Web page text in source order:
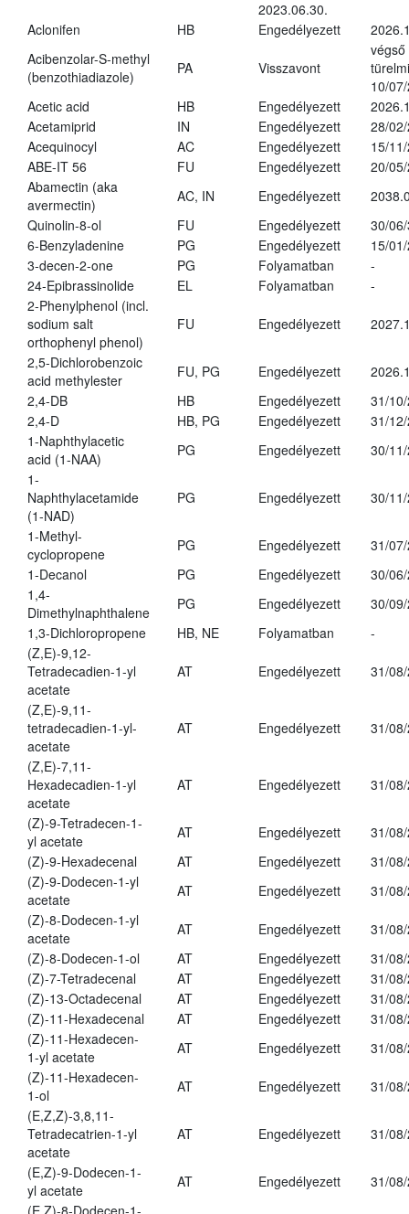
2023.06.30.
Aclonifen
HB Engedélyezett
Acibenzolar-S-methyl
(benzothiadiazole)
PA Visszavont
végső
10/
Acetic acid
HB Engedélyezett
Acetamiprid
IN Engedélyezett
28/
Acequinocyl
AC Engedélyezett
15/
ABE-IT 56
FU Engedélyezett
20/
Abamectin (aka
avermectin)
AC, IN Engedélyezett
Quinolin-8-ol
FU Engedélyezett
30/
6-Benzyladenine
PG Engedélyezett
15/
3-decen-2-one
PG Folyamatban
-
24-Epibrassinolide
EL Folyamatban
-
2-Phenylphenol (incl.
sodium salt
orthophenyl phenol)
FU Engedélyezett
2,5-Dichlorobenzoic
acid methylester
FU, PG Engedélyezett
2,4-DB
HB Engedélyezett
31/
2,4-D
HB, PG Engedélyezett
31/
1-Naphthylacetic
acid (1-NAA)
PG Engedélyezett
30/
1-
Naphthylacetamide
(1-NAD)
PG Engedélyezett 30/
1-Methyl-
cyclopropene
PG Engedélyezett
31/
1-Decanol
PG Engedélyezett
30/
1,4-
Dimethylnaphthalene
PG Engedélyezett
30/
1,3-Dichloropropene
HB, NE Folyamatban
-
(Z,E)-9,12-
Tetradecadien-1-yl
acetate
AT Engedélyezett 31/
(Z,E)-9,11-
tetradecadien-1-yl-
acetate
AT Engedélyezett 31/
(Z,E)-7,11-
Hexadecadien-1-yl
acetate
AT Engedélyezett 31/
(Z)-9-Tetradecen-1-
yl acetate
AT Engedélyezett
31/
(Z)-9-Hexadecenal
AT Engedélyezett
31/
(Z)-9-Dodecen-1-yl
acetate
AT Engedélyezett
31/
(Z)-8-Dodecen-1-yl
acetate
AT Engedélyezett
31/
(Z)-8-Dodecen-1-ol
AT Engedélyezett
31/
(Z)-7-Tetradecenal
AT Engedélyezett
31/
(Z)-13-Octadecenal
AT Engedélyezett
31/
(Z)-11-Hexadecenal
AT Engedélyezett
31/
(Z)-11-Hexadecen-
1-yl acetate
AT Engedélyezett
31/
(Z)-11-Hexadecen-
1-ol
AT Engedélyezett
31/
(E,Z,Z)-3,8,11-
Tetradecatrien-1-yl
acetate
AT Engedélyezett 31/
(E,Z)-9-Dodecen-1-
yl acetate
AT Engedélyezett
31/